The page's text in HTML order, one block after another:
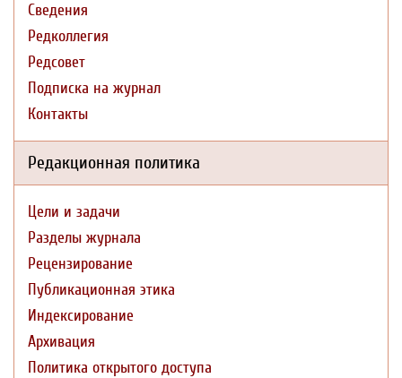
Сведения
Редколлегия
Редсовет
Подписка на журнал
Контакты
Редакционная политика
Цели и задачи
Разделы журнала
Рецензирование
Публикационная этика
Индексирование
Архивация
Политика открытого доступа